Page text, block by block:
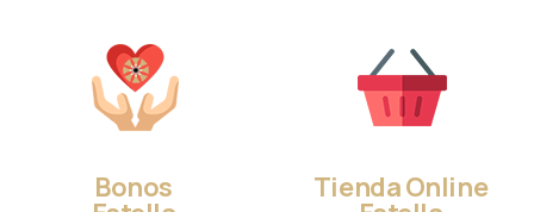
Bonos Tienda Online